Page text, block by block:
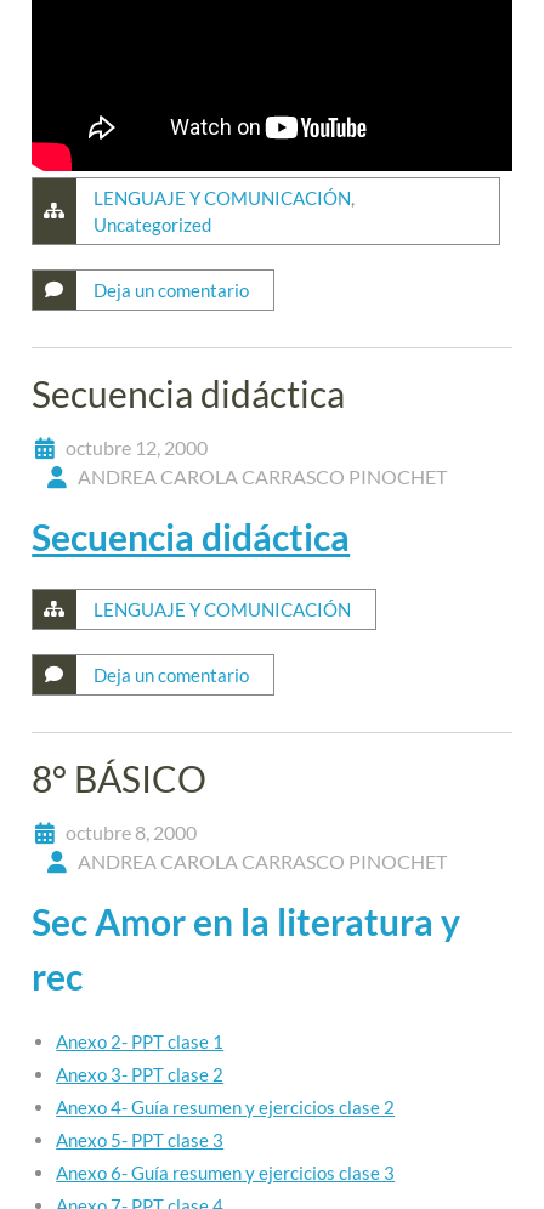
LENGUAJE Y COMUNICACIÓN,
Uncategorized
Deja un comentario
Secuencia didáctica
octubre 12, 2000
ANDREA CAROLA CARRASCO PINOCHET
Secuencia didáctica
LENGUAJE Y COMUNICACIÓN
Deja un comentario
8° BÁSICO
octubre 8, 2000
ANDREA CAROLA CARRASCO PINOCHET
Sec Amor en la literatura y
rec
Anexo 2- PPT clase 1
Anexo 3- PPT clase 2
Anexo 4- Guía resumen y ejercicios clase 2
Anexo 5- PPT clase 3
Anexo 6- Guía resumen y ejercicios clase 3